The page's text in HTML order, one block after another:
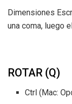
Dimensiones
una coma, luego
ROTAR (Q)
Ctrl (Mac: